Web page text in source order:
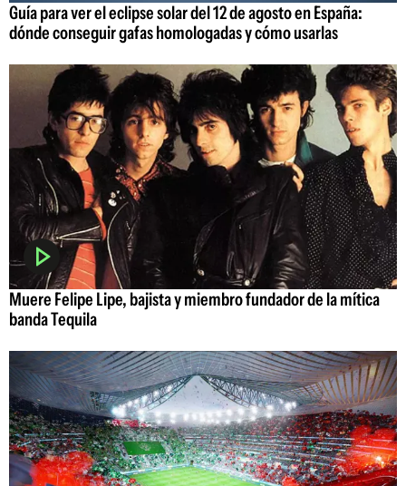
Guía para ver el eclipse solar del 12 de agosto en España:
dónde conseguir gafas homologadas y cómo usarlas
Muere Felipe Lipe, bajista y miembro fundador de la mítica
banda Tequila